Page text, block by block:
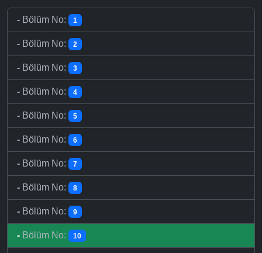
- Bölüm No: 1
- Bölüm No: 2
- Bölüm No: 3
- Bölüm No: 4
- Bölüm No: 5
- Bölüm No: 6
- Bölüm No: 7
- Bölüm No: 8
- Bölüm No: 9
- Bölüm No: 10